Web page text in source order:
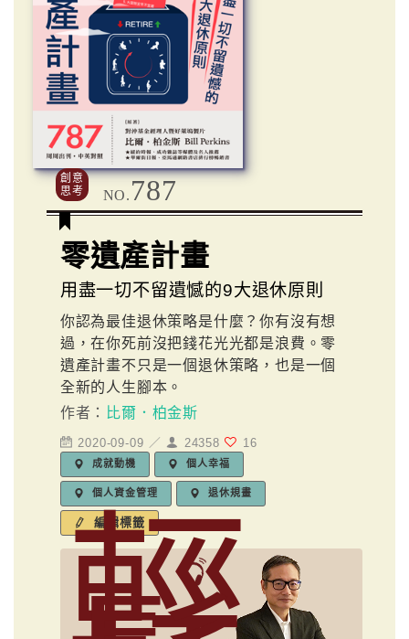
創意
思考
NO. 787
零遺產計畫
用盡一切不留遺憾的9大退休原則
你認為最佳退休策略是什麼？你有沒有想
過，在你死前沒把錢花光光都是浪費。零
遺產計畫不只是一個退休策略，也是一個
全新的人生腳本。
作者：
比爾．柏金斯
2020-09-09 ／ 24358 16
成就動機 個人幸福
個人資金管理 退休規畫
編輯標籤